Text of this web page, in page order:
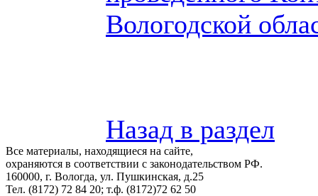
Вологодской
Назад в раздел
Все материалы, находящиеся на сайте,
охраняются в соответствии с законодательством РФ.
160000, г. Вологда, ул. Пушкинская, д.25
Тел. (8172) 72 84 20; т.ф. (8172)72 62 50